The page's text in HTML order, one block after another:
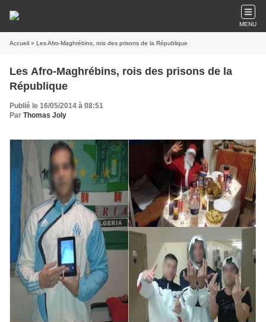
MENU
Accueil » Les Afro-Maghrébins, rois des prisons de la République
Les Afro-Maghrébins, rois des prisons de la
République
Publié le 16/05/2014 à 08:51
Par Thomas Joly